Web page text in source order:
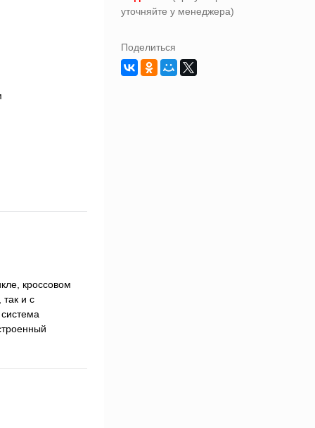
кроссовом
и с
уточняйте у менеджера)
Поделиться